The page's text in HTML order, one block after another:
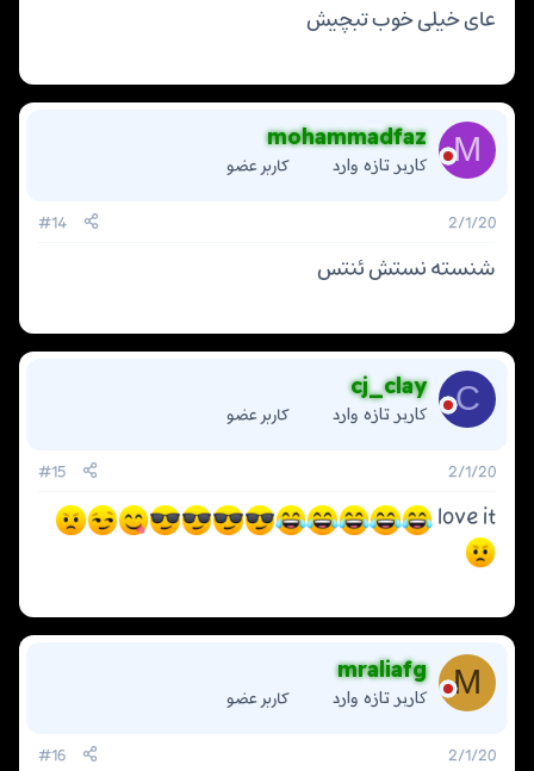
عای خیلی خوب تبچیش
M
mohammadfaz
کاربر تازه وارد کاربر عضو
2/1/20
#14
شنسته نستش ئنتس
C
cj_clay
کاربر تازه وارد کاربر عضو
2/1/20
#15
love it
M
mraliafg
کاربر تازه وارد کاربر عضو
2/1/20
#16